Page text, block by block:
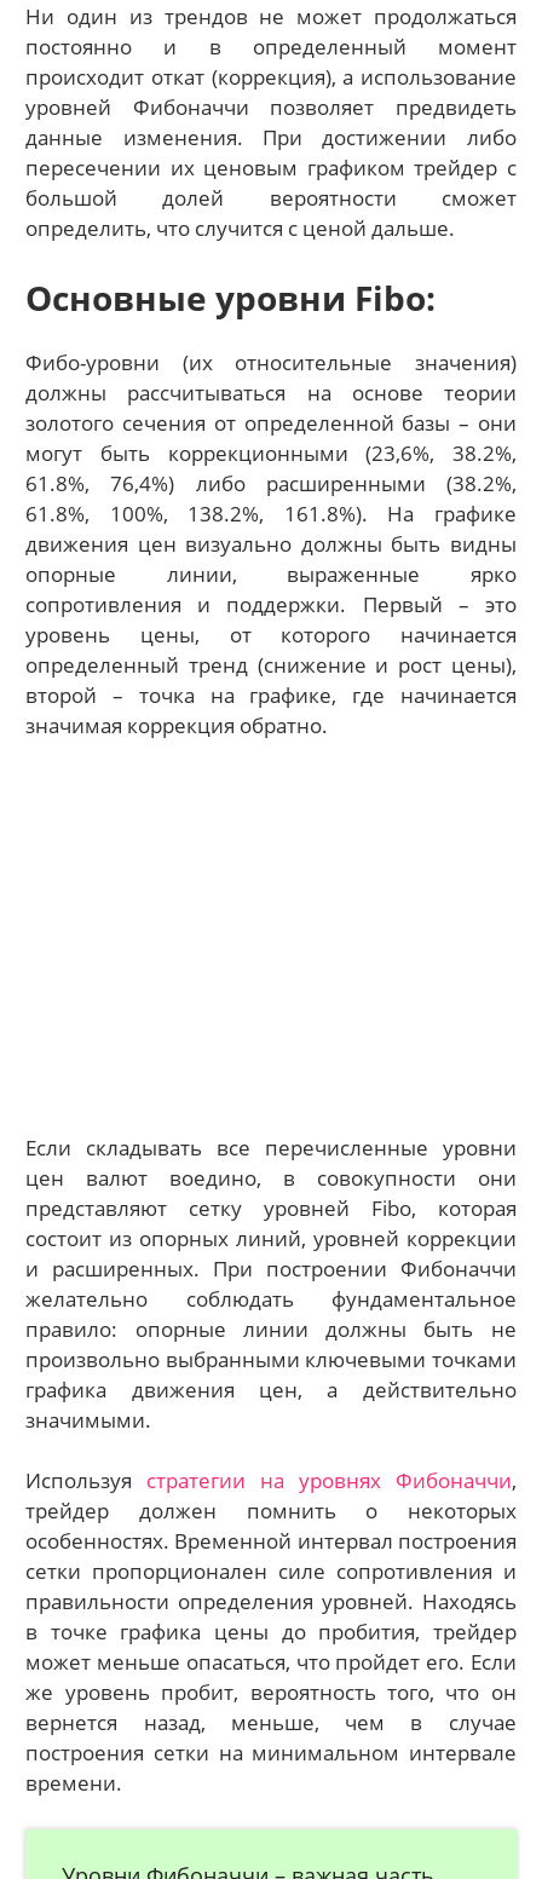
Ни один из трендов не может продолжаться
постоянно и в определенный момент
происходит откат (коррекция), а использование
уровней Фибоначчи позволяет предвидеть
данные изменения. При достижении либо
пересечении их ценовым графиком трейдер с
большой долей вероятности сможет
определить, что случится с ценой дальше.
Основные уровни Fibo:
Фибо-уровни (их относительные значения)
должны рассчитываться на основе теории
золотого сечения от определенной базы – они
могут быть коррекционными (23,6%, 38.2%,
61.8%, 76,4%) либо расширенными (38.2%,
61.8%, 100%, 138.2%, 161.8%). На графике
движения цен визуально должны быть видны
опорные линии, выраженные ярко
сопротивления и поддержки. Первый – это
уровень цены, от которого начинается
определенный тренд (снижение и рост цены),
второй – точка на графике, где начинается
значимая коррекция обратно.
Если складывать все перечисленные уровни
цен валют воедино, в совокупности они
представляют сетку уровней Fibo, которая
состоит из опорных линий, уровней коррекции
и расширенных. При построении Фибоначчи
желательно соблюдать фундаментальное
правило: опорные линии должны быть не
произвольно выбранными ключевыми точками
графика движения цен, а действительно
значимыми.
Используя стратегии на уровнях Фибоначчи,
трейдер должен помнить о некоторых
особенностях. Временной интервал построения
сетки пропорционален силе сопротивления и
правильности определения уровней. Находясь
в точке графика цены до пробития, трейдер
может меньше опасаться, что пройдет его. Если
же уровень пробит, вероятность того, что он
вернется назад, меньше, чем в случае
построения сетки на минимальном интервале
времени.